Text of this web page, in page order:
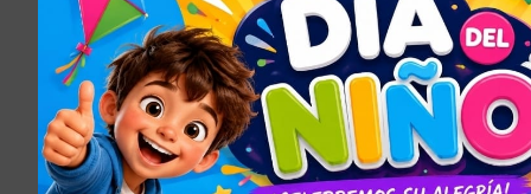
TODOS LOS
ARTÍCULOS